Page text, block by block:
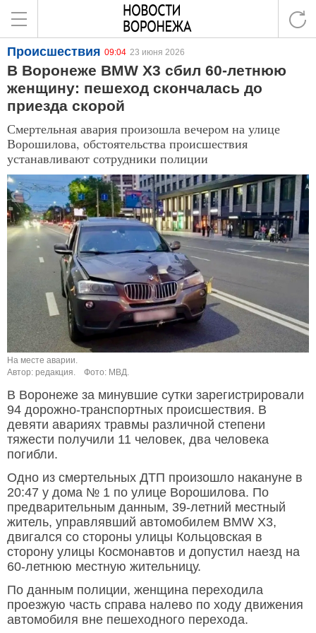
Происшествия 09:04 23 июня 2026
В Воронеже BMW X3 сбил 60-летнюю
женщину: пешеход скончалась до
приезда скорой
Смертельная авария произошла вечером на улице
Ворошилова, обстоятельства происшествия
устанавливают сотрудники полиции
На месте аварии.
Автор: редакция.
Фото: МВД.
В Воронеже за минувшие сутки зарегистрировали
94 дорожно-транспортных происшествия. В
девяти авариях травмы различной степени
тяжести получили 11 человек, два человека
погибли.
Одно из смертельных ДТП произошло накануне в
20:47 у дома № 1 по улице Ворошилова. По
предварительным данным, 39-летний местный
житель, управлявший автомобилем BMW X3,
двигался со стороны улицы Кольцовская в
сторону улицы Космонавтов и допустил наезд на
60-летнюю местную жительницу.
По данным полиции, женщина переходила
проезжую часть справа налево по ходу движения
автомобиля вне пешеходного перехода.